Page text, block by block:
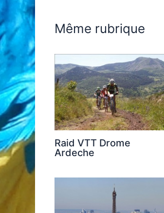
Même rubrique
Raid VTT Drome
Ardeche